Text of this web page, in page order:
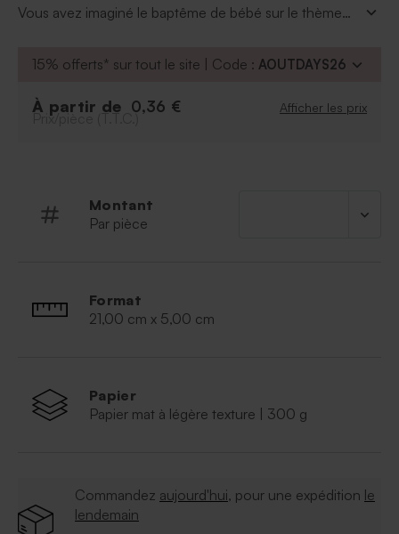
Vous avez imaginé le baptême de bébé sur le thème
baptême famille de la jungle. Personnalisez-le avec le
sélectionnant la police d'écriture de votre choix. Tous
15% offerts* sur tout le site | Code : AOUTDAYS26
À partir de 0,36 € Afficher les prix
Prix/pièce (T.T.C.)
Montant
Par pièce
Format
21,00 cm x 5,00 cm
Papier
Papier mat à légère texture | 300 g
Commandez aujourd'hui, pour une expédition le
lendemain